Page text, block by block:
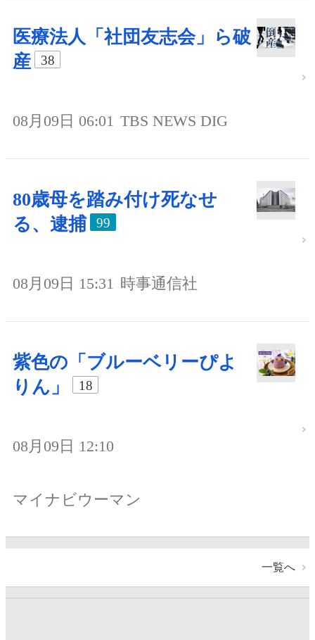
医療法人「社団友志会」ら破
産
38
08月09日 06:01 TBS NEWS DIG
80歳母を踏み付け死なせ
る、逮捕
99
08月09日 15:31 時事通信社
紫色の「ブルーベリーぴよ
りん」
18
08月09日 12:10
マイナビウーマン
一覧へ